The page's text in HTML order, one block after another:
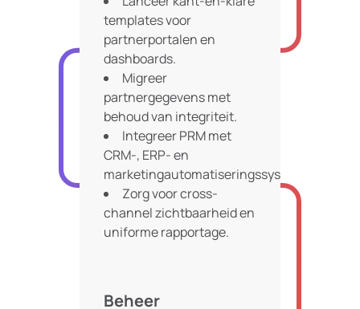
templates voor
partnerportalen en
dashboards.
Migreer
partnergegevens met
behoud van integriteit.
Integreer PRM met
CRM-, ERP- en
marketingautomatiseringssystemen.
Zorg voor cross-
channel zichtbaarheid en
uniforme rapportage.
Beheer